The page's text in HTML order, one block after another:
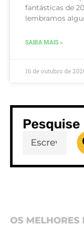
fantásticas de
lembramos
SAIBA MAIS »
16 de outubro de
Pesquise